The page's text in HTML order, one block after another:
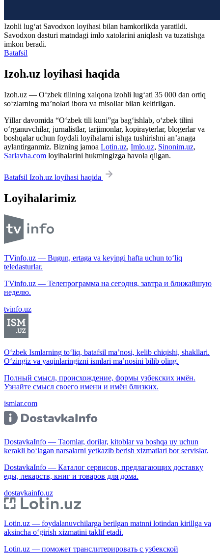
Izohli lugʻat Savodxon loyihasi bilan hamkorlikda yaratildi.
Savodxon dasturi matndagi imlo xatolarini aniqlash va tuzatishga
imkon beradi.
Batafsil
Izoh.uz loyihasi haqida
Izoh.uz — O‘zbek tilining xalqona izohli lug‘ati 35 000 dan ortiq
so‘zlarning ma’nolari ibora va misollar bilan keltirilgan.
Yillar davomida “O‘zbek tili kuni”ga bag‘ishlab, o‘zbek tilini
o‘rganuvchilar, jurnalistlar, tarjimonlar, kopirayterlar, blogerlar va
boshqalar uchun foydali loyihalarni ishga tushirishni an’anaga
aylantirganmiz. Bizning jamoa Lotin.uz, Imlo.uz, Sinonim.uz,
Sarlavha.com loyihalarini hukmingizga havola qilgan.
Batafsil Izoh.uz loyihasi haqida
Loyihalarimiz
TVinfo.uz — Bugun, ertaga va keyingi hafta uchun to‘liq
teledasturlar.
TVinfo.uz — Телепрограмма на сегодня, завтра и ближайшую
неделю.
tvinfo.uz
O‘zbek Ismlarning to‘liq, batafsil ma’nosi, kelib chiqishi, shakllari.
O‘zingiz va yaqinlaringizni ismlari ma’nosini bilib oling.
Полный смысл, происхождение, формы узбекских имён.
Узнайте смысл своего имени и имён близких.
ismlar.com
DostavkaInfo — Taomlar, dorilar, kitoblar va boshqa uy uchun
kerakli bo‘lagan narsalarni yetkazib berish xizmatlari bor servislar.
DostavkaInfo — Каталог сервисов, предлагающих доставку
еды, лекарств, книг и товаров для дома.
dostavkainfo.uz
Lotin.uz — foydalanuvchilarga berilgan matnni lotindan kirillga va
aksincha o‘girish xizmatini taklif etadi.
Lotin.uz — поможет транслитерировать с узбекской